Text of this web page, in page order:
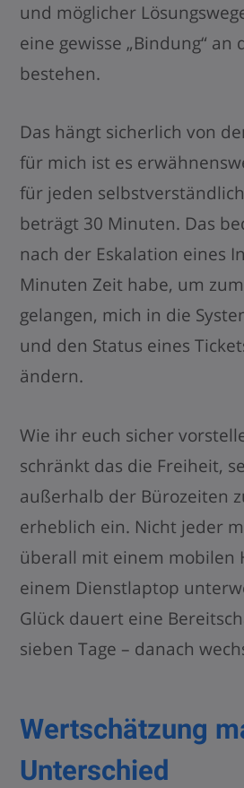
und möglicher
eine gewisse „Bindung“ an
bestehen.
Das hängt sicherlich von
für mich ist es
für jeden
beträgt 30 Minuten. Das
nach der Eskalation eines
Minuten Zeit habe, um
gelangen, mich in die
und den Status eines
ändern.
Wie ihr euch sicher
schränkt das die Freiheit,
außerhalb der Bürozeiten
erheblich ein. Nicht jeder
überall mit einem mobilen
einem Dienstlaptop
Glück dauert eine
sieben Tage – danach
Wertschätzung
Unterschied